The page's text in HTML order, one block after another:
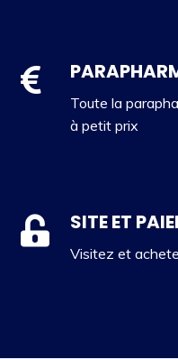
Toute la
à petit prix
SITE ET
Visitez et